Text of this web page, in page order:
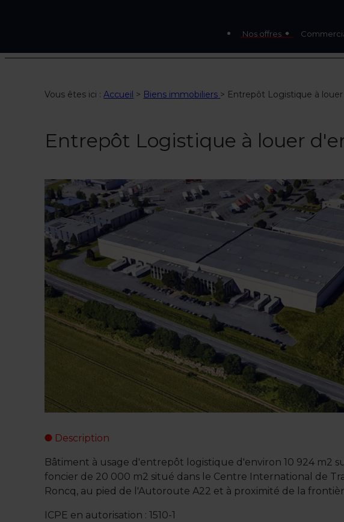
Nos offres
Vous êtes ici :Accueil > Biens immobiliers > Entrepôt Logistique à
Entrepôt Logistique à louer
Description
Bâtiment à usage d'entrepôt logistique d'environ 10 924 m2
foncier de 20 000 m2 situé dans le Centre International de
Roncq, au pied de l'Autoroute A22 et à proximité de la
ICPE en autorisation : 1510-1